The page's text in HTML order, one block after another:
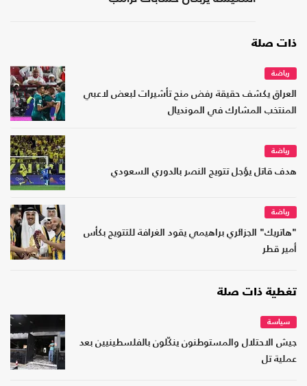
ذات صلة
رياضة
العراق يكشف حقيقة رفض منح تأشيرات لبعض لاعبي
المنتخب المشارك في المونديال
رياضة
هدف قاتل يؤجل تتويج النصر بالدوري السعودي
رياضة
"هاتريك" الجزائري براهيمي يقود الغرافة للتتويج بكأس
أمير قطر
تغطية ذات صلة
سياسة
جيش الاحتلال والمستوطنون ينكّلون بالفلسطينيين بعد
عملية تل